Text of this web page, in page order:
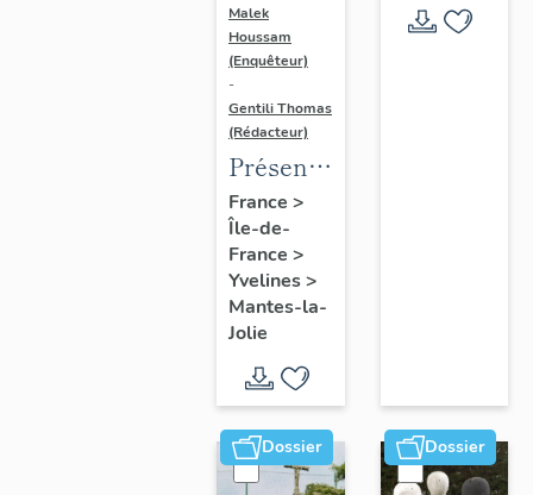
Malek
Houssam
(Enquêteur)
-
Gentili Thomas
(Rédacteur)
Présentation
de
l'étude
France >
Île-de-
France >
Yvelines>
Mantes-la-
Jolie
Dossier Dossier